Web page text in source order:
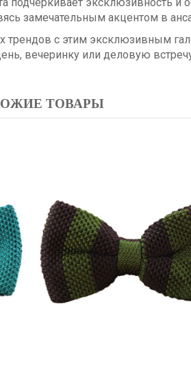
замечательным акцентом в
с этим эксклюзивным
вечеринку или деловую
ТОВАРЫ